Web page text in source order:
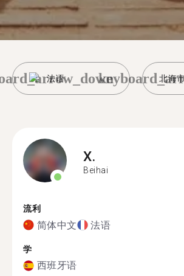
法语 北海
X.
Beihai
流利
简体中文 法语
学
西班牙语